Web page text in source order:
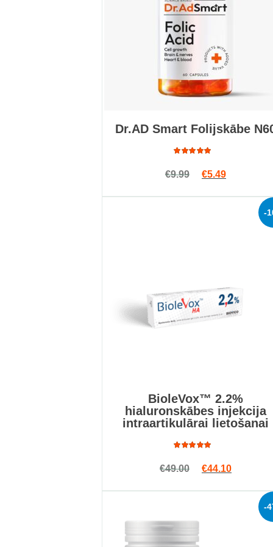
Dr.AD Smart Folijskābe
5.00
out
€9.99 Original price
€5.49Current
-
BioleVox™ 2.2%
hialuronskābes injekcija
intraartikulārai lietošanai
5.00
out
€49.00 Original price
€44.10Current
-